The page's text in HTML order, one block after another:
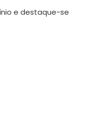
e destaque-se